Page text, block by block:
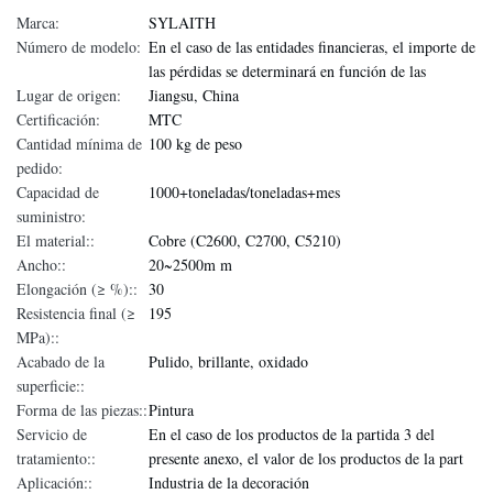
Marca:
SYLAITH
Número de modelo: En el caso de las entidades financieras, el importe de
las pérdidas se determinará en función de las
Lugar de origen:
Jiangsu, China
Certificación:
MTC
Cantidad mínima de
pedido:
100 kg de peso
Capacidad de
suministro:
1000+toneladas/toneladas+mes
El material::
Cobre (C2600, C2700, C5210)
Ancho::
20~2500m m
Elongación (≥ %):: 30
Resistencia final (≥
MPa)::
195
Acabado de la
superficie::
Pulido, brillante, oxidado
Forma de las piezas::Pintura
Servicio de
tratamiento::
En el caso de los productos de la partida 3 del
presente anexo, el valor de los productos de la part
Aplicación::
Industria de la decoración